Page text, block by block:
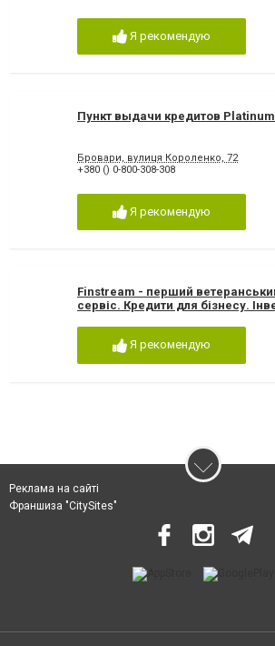
Я рекомендую
Пункт выдачи кредитов
Бровари, вулиця Короленко, 72
+380 () 0-800-308-308
Я рекомендую
Finstream - перший
сервіс. Кредити для бізнесу.
Я рекомендую
Реклама на сайті
Франшиза "CitySites"